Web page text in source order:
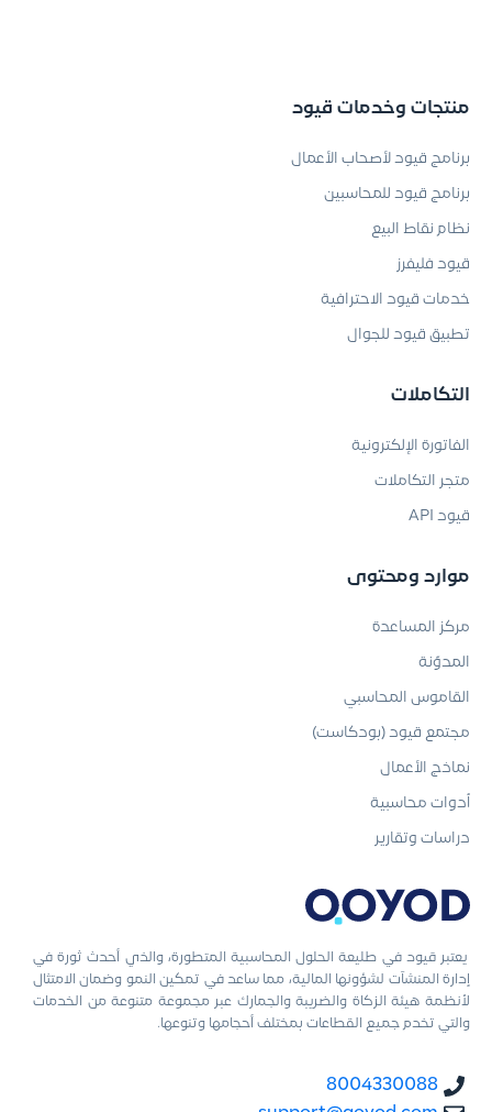
يعتبر قيود في طليعة الحلول المحاسبية المتطورة، والذي أحدث ثورة في
إدارة المنشآت لشؤونها المالية، مما ساعد في تمكين النمو وضمان الامتثال
لأنظمة هيئة الزكاة والضريبة والجمارك عبر مجموعة متنوعة من الخدمات
والتي تخدم جميع القطاعات بمختلف أحجامها وتنوعها.
8004330088
منتجات وخدمات قيود
برنامج قيود لأصحاب الأعمال
برنامج قيود للمحاسبين
نظام نقاط البيع
قيود فليفرز
خدمات قيود الاحترافية
تطبيق قيود للجوال
التكاملات
الفاتورة الإلكترونية
متجر التكاملات
قيود API
موارد ومحتوى
مركز المساعدة
المدوّنة
القاموس المحاسبي
مجتمع قيود (بودكاست)
نماذج الأعمال
أدوات محاسبية
دراسات وتقارير